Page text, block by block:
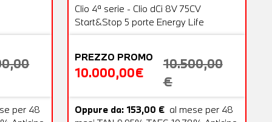
per 48
OFFERTA
Clio 4ª serie - Clio dCi 8V 75CV
Start&Stop 5 porte Energy Life
PREZZO PROMO
10.000,00€
10.500,00
€
Oppure da: 153,00 € al mese per 48